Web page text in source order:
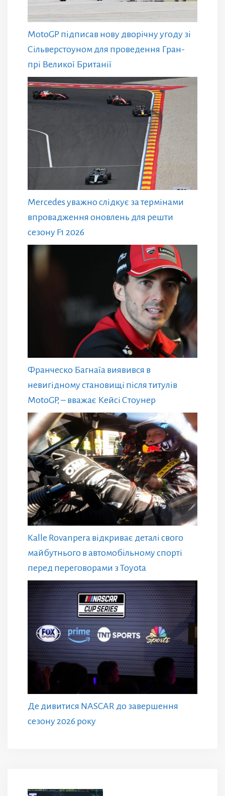
MotoGP підписав нову дворічну угоду зі
Сільверстоуном для проведення Гран-
прі Великої Британії
Mercedes уважно слідкує за термінами
впровадження оновлень для решти
сезону F1 2026
Франческо Багнаїа виявився в
невигідному становищі після титулів
MotoGP, – вважає Кейсі Стоунер
Kalle Rovanpera відкриває деталі свого
майбутнього в автомобільному спорті
перед переговорами з Toyota
Де дивитися NASCAR до завершення
сезону 2026 року